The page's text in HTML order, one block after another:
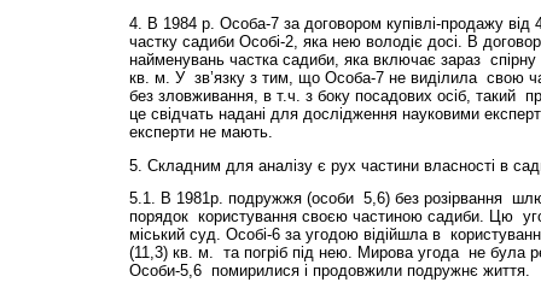
4. В 1984 р. Особа-7 за договором купівлі-продажу від
частку садиби Особі-2, яка нею володіє досі. В
найменувань частка садиби, яка включає зараз спірну
кв. м. У зв’язку з тим, що Особа-7 не виділила свою
без зловживання, в т.ч. з боку посадових осіб, такий
це свідчать надані для дослідження науковими
експерти не мають.
5. Складним для аналізу є рух частини власності в
5.1. В 1981р. подружжя (особи 5,6) без розірвання
порядок користування своєю частиною садиби. Цю
міський суд. Особі-6 за угодою відійшла в
(11,3) кв. м. та погріб під нею. Мирова угода не була
Особи-5,6 помирилися і продовжили подружнє життя.